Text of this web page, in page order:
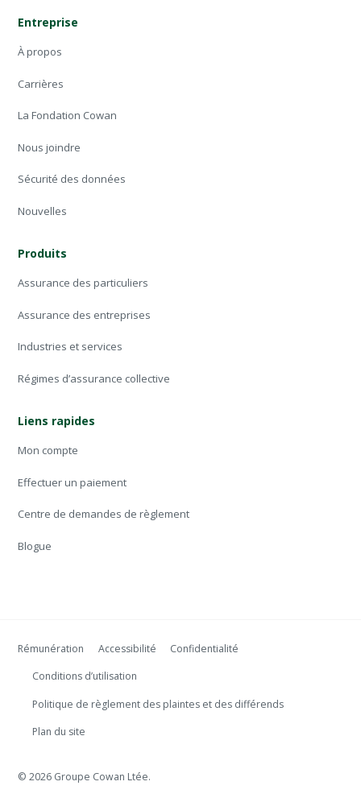
Entreprise
À propos
Carrières
La Fondation Cowan
Nous joindre
Sécurité des données
Nouvelles
Produits
Assurance des particuliers
Assurance des entreprises
Industries et services
Régimes d’assurance collective
Liens rapides
Mon compte
Effectuer un paiement
Centre de demandes de règlement
Blogue
© 2026 Groupe Cowan Ltée.
Rémunération Accessibilité Confidentialité
Conditions d’utilisation
Politique de règlement des plaintes et des différends
Plan du site